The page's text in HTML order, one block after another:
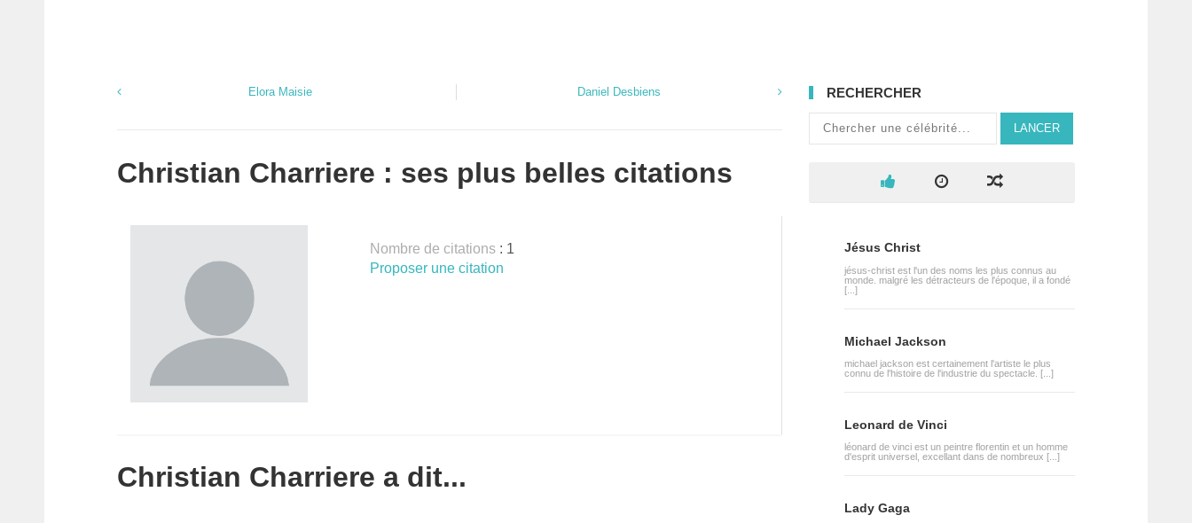
Elora Maisie Daniel Desbiens
Christian Charriere : ses plus belles citations
Nombre de citations : 1
Proposer une citation
Christian Charriere a dit...
RECHERCHER
LANCER
Jésus Christ
jésus-christ est l'un des noms les plus connus au
monde. malgré les détracteurs de l'époque, il a fondé
[...]
Michael Jackson
michael jackson est certainement l'artiste le plus
connu de l'histoire de l'industrie du spectacle. [...]
Leonard de Vinci
léonard de vinci est un peintre florentin et un homme
d'esprit universel, excellant dans de nombreux [...]
Lady Gaga